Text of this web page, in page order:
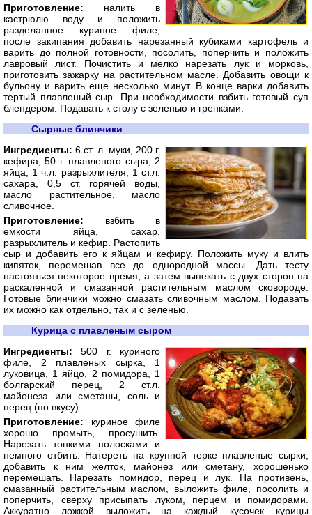
Приготовление: налить в
кастрюлю воду и положить
разделанное куриное филе,
после закипания добавить нарезанный кубиками картофель и
варить до полной готовности, посолить, поперчить и положить
лавровый лист. Почистить и мелко нарезать лук и морковь,
приготовить зажарку на растительном масле. Добавить овощи к
бульону и варить еще несколько минут. В конце варки добавить
тертый плавленый сыр. При необходимости взбить готовый суп
блендером. Подавать к столу с зеленью и гренками.
Сырные блинчики
Ингредиенты:6 ст. л. муки, 200 г.
кефира, 50 г. плавленого сыра, 2
яйца, 1 ч.л. разрыхлителя, 1 ст.л.
сахара, 0,5 ст. горячей воды,
масло растительное, масло
сливочное.
Приготовление: взбить в
емкости яйца, сахар,
разрыхлитель и кефир. Растопить
сыр и добавить его к яйцам и кефиру. Положить муку и влить
кипяток, перемешав все до однородной массы. Дать тесту
настояться некоторое время, а затем выпекать с двух сторон на
раскаленной и смазанной растительным маслом сковороде.
Готовые блинчики можно смазать сливочным маслом. Подавать
их можно как отдельно, так и с зеленью.
Курица с плавленым сыром
Ингредиенты:500 г. куриного
филе, 2 плавленых сырка, 1
луковица, 1 яйцо, 2 помидора, 1
болгарский перец, 2 ст.л.
майонеза или сметаны, соль и
перец (по вкусу).
Приготовление: куриное филе
хорошо промыть, просушить.
Нарезать тонкими полосками и
немного отбить. Натереть на крупной терке плавленые сырки,
добавить к ним желток, майонез или сметану, хорошенько
перемешать. Нарезать помидор, перец и лук. На противень,
смазанный растительным маслом, выложить филе, посолить и
поперчить, сверху присыпать луком, перцем и помидорами.
Аккуратно ложкой выложить на каждый кусочек курицы